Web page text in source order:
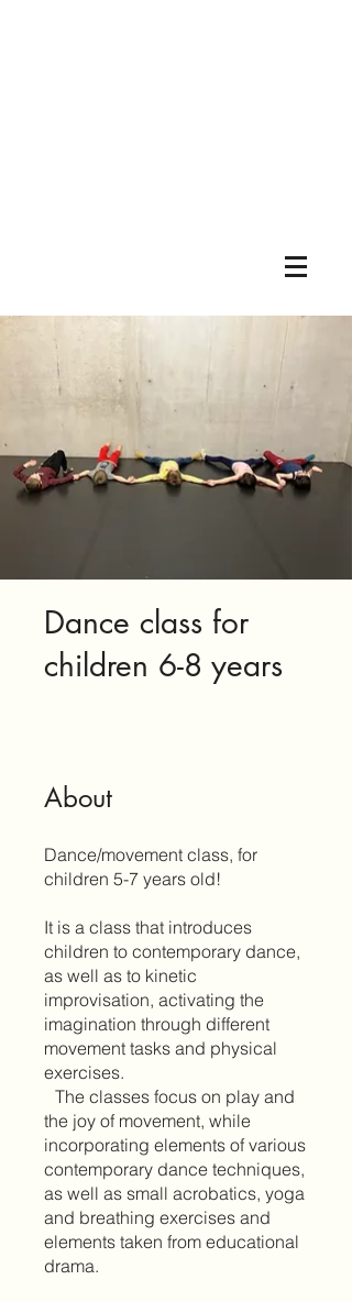
Dance class for
children 6-8 years
About
Dance/movement class, for
children 5-7 years old!
It is a class that introduces
children to contemporary dance,
as well as to kinetic
improvisation, activating the
imagination through different
movement tasks and physical
exercises.
The classes focus on play and
the joy of movement, while
incorporating elements of various
contemporary dance techniques,
as well as small acrobatics, yoga
and breathing exercises and
elements taken from educational
drama.